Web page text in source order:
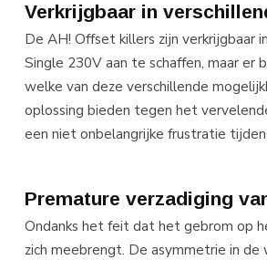
Verkrijgbaar in
De AH! Offset killers zijn verkrijgbaar
Single 230V aan te schaffen, maar
welke van deze verschillende
oplossing bieden tegen het
een niet onbelangrijke frustratie
Premature verzadiging
Ondanks het feit dat het gebrom op
zich meebrengt. De asymmetrie in